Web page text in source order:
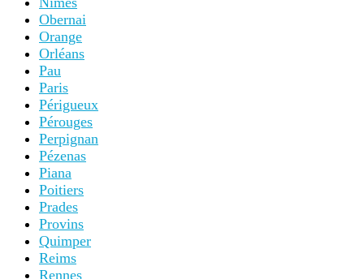
Obernai
Orange
Orléans
Pau
Paris
Périgueux
Pérouges
Perpignan
Pézenas
Piana
Poitiers
Prades
Provins
Quimper
Reims
Rennes